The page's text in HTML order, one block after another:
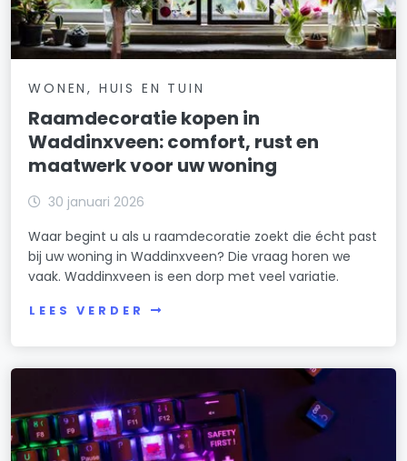
WONEN, HUIS EN TUIN
Raamdecoratie kopen in
Waddinxveen: comfort, rust en
maatwerk voor uw woning
30 januari 2026
Waar begint u als u raamdecoratie zoekt die écht past
bij uw woning in Waddinxveen? Die vraag horen we
vaak. Waddinxveen is een dorp met veel variatie.
LEES VERDER